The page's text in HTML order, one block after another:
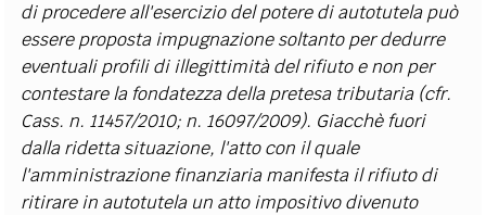
di procedere all'esercizio del potere di autotutela può
essere proposta impugnazione soltanto per dedurre
eventuali profili di illegittimità del rifiuto e non per
contestare la fondatezza della pretesa tributaria (cfr.
Cass. n. 11457/2010; n. 16097/2009). Giacchè fuori
dalla ridetta situazione, l'atto con il quale
l'amministrazione finanziaria manifesta il rifiuto di
ritirare in autotutela un atto impositivo divenuto